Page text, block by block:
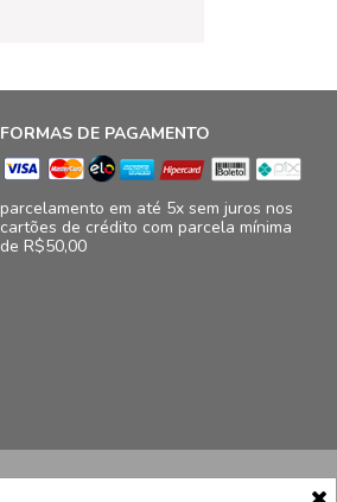
FORMAS DE PAGAMENTO
parcelamento em até 5x sem juros nos
cartões de crédito com parcela mínima
de R$50,00